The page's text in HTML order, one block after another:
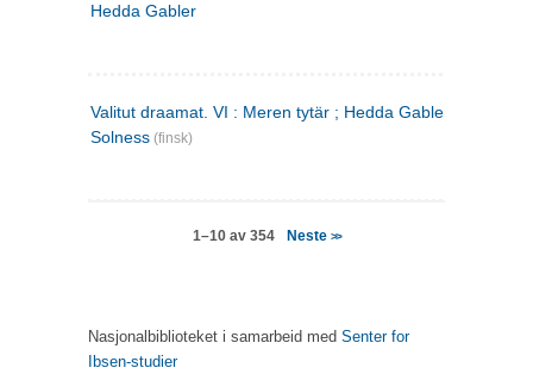
Hedda Gabler
Valitut draamat. VI : Meren tytär ; Hedda Gabler ;
Solness (finsk)
1–10 av 354 Neste >>
Nasjonalbiblioteket i samarbeid med Senter for
Ibsen-studier